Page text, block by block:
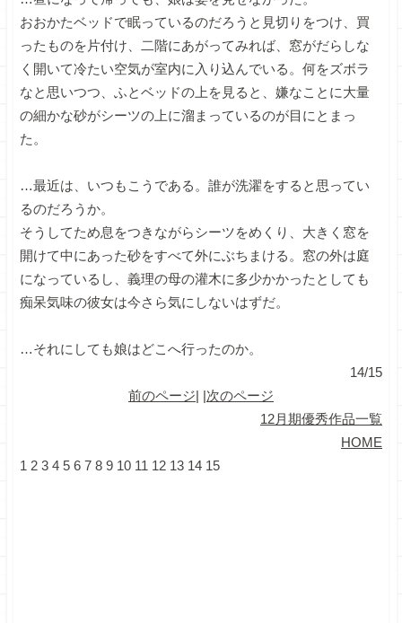
おおかたベッドで眠っているのだろうと見切りをつけ、買
ったものを片付け、二階にあがってみれば、窓がだらしな
く開いて冷たい空気が室内に入り込んでいる。何をズボラ
なと思いつつ、ふとベッドの上を見ると、嫌なことに大量
の細かな砂がシーツの上に溜まっているのが目にとまっ
た。
…最近は、いつもこうである。誰が洗濯をすると思ってい
るのだろうか。
そうしてため息をつきながらシーツをめくり、大きく窓を
開けて中にあった砂をすべて外にぶちまける。窓の外は庭
になっているし、義理の母の灌木に多少かかったとしても
痴呆気味の彼女は今さら気にしないはずだ。
…それにしても娘はどこへ行ったのか。
14/15
前のページ| |次のページ
12月期優秀作品一覧
HOME
1 2 3 4 5 6 7 8 9 10 11 12 13 14 15